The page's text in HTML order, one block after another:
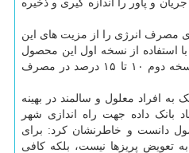
و پاور را اندازه گیری و ذخیره
مصرف انرژی را از مزیت های این
استفاده از نسخه اول این محصول
۵ تا ۱۰ درصد و با استفاده از نسخه دوم ۱۰ تا ۱۵ درصد در مصرف
افراد معلول و سالمند در بهینه
بانک داده جهت راه اندازی شهر
دانست و خاطرنشان کرد: برای
تعویض پریزها نیست، بلکه کافی